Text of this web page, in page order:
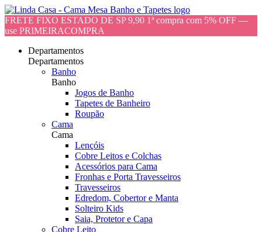
FRETE FIXO ESTADO DE SP 9,90 1ª compra com 5% OFF —
use PRIMEIRACOMPRA
Departamentos
Departamentos
Banho
Banho
Jogos de Banho
Tapetes de Banheiro
Roupão
Cama
Cama
Lençóis
Cobre Leitos e Colchas
Acessórios para Cama
Fronhas e Porta Travesseiros
Travesseiros
Edredom, Cobertor e Manta
Solteiro Kids
Saia, Protetor e Capa
Cobre Leito